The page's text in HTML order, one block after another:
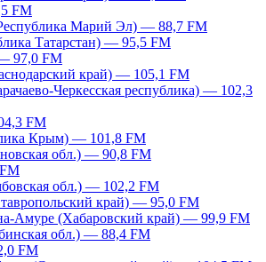
FM
Марий Эл) — 88,7 FM
Татарстан) — 95,5 FM
97,0 FM
край) — 105,1 FM
Черкесская республика) — 102,3
FM
Крым) — 101,8 FM
обл.) — 90,8 FM
обл.) — 102,2 FM
край) — 95,0 FM
Амуре (Хабаровский край) — 99,9 FM
обл.) — 88,4 FM
FM